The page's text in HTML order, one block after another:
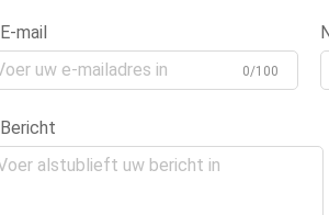
E-mail
0/100
Bericht